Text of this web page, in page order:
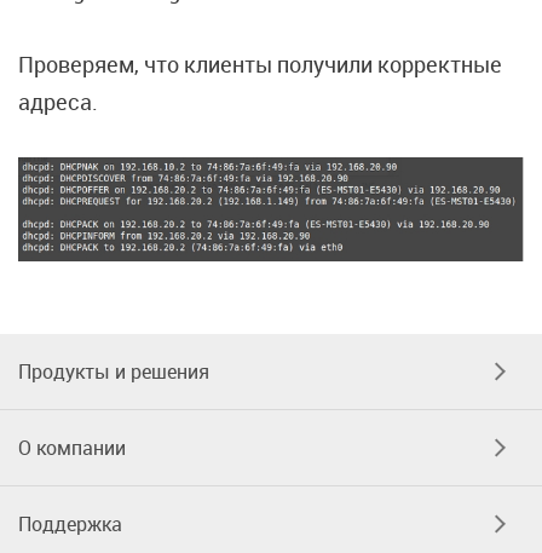
Проверяем, что клиенты получили корректные
адреса.
Продукты и решения
О компании
Поддержка